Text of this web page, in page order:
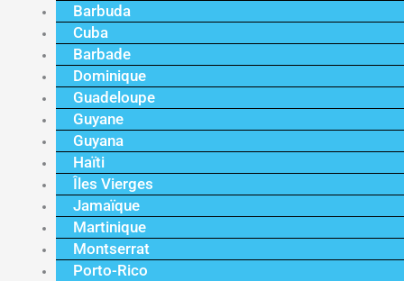
Barbuda
Cuba
Barbade
Dominique
Guadeloupe
Guyane
Guyana
Haïti
Îles Vierges
Jamaïque
Martinique
Montserrat
Porto-Rico